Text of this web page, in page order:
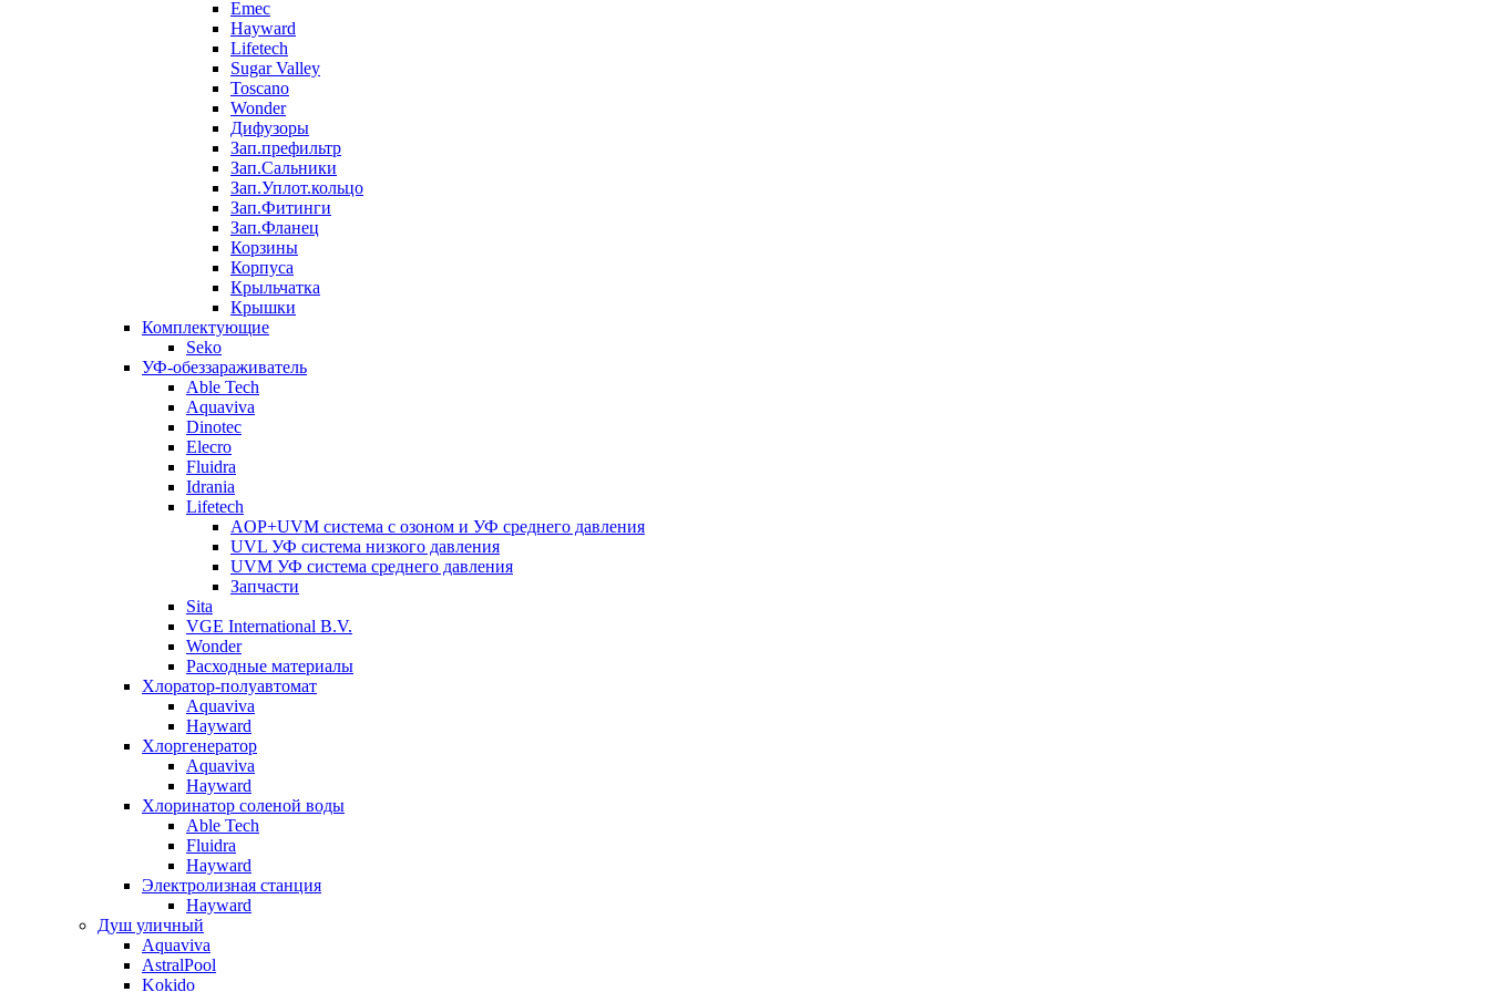
Emec
Hayward
Lifetech
Sugar Valley
Toscano
Wonder
Дифузоры
Зап.префильтр
Зап.Сальники
Зап.Уплот.кольцо
Зап.Фитинги
Зап.Фланец
Корзины
Корпуcа
Крыльчатка
Крышки
Комплектующие
Seko
УФ-обеззараживатель
Able Tech
Aquaviva
Dinotec
Elecro
Fluidra
Idrania
Lifetech
AOP+UVM система с озоном и УФ среднего давления
UVL УФ система низкого давления
UVM УФ система среднего давления
Запчасти
Sita
VGE International B.V.
Wonder
Расходные материалы
Хлоратор-полуавтомат
Aquaviva
Hayward
Хлоргенератор
Aquaviva
Hayward
Хлоринатор соленой воды
Able Tech
Fluidra
Hayward
Электролизная станция
Hayward
Душ уличный
Aquaviva
AstralPool
Kokido